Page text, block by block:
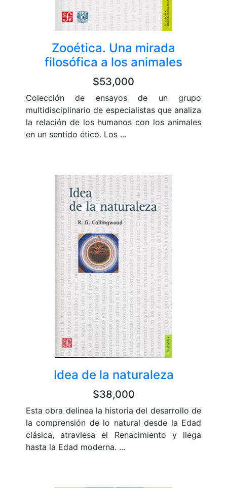
Zooética. Una mirada
filosófica a los animales
$53,000
Colección de ensayos de un grupo
multidisciplinario de especialistas que analiza
la relación de los humanos con los animales
en un sentido ético. Los ...
Idea de la naturaleza
$38,000
Esta obra delinea la historia del desarrollo de
la comprensión de lo natural desde la Edad
clásica, atraviesa el Renacimiento y llega
hasta la Edad moderna. ...